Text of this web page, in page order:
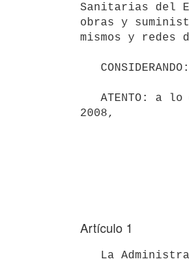
Sanitarias del
obras y
mismos y redes
2008,
Artículo 1